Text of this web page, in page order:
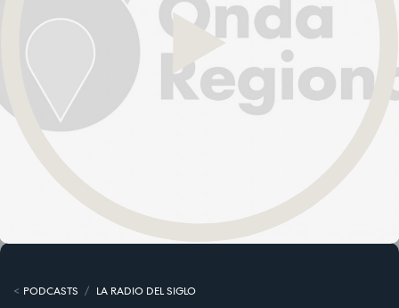
PODCASTS LA RADIO DEL SIGLO